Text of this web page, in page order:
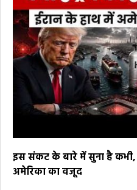
इस संकट के बारे में सुना है कभी,
अमेरिका का वजूद